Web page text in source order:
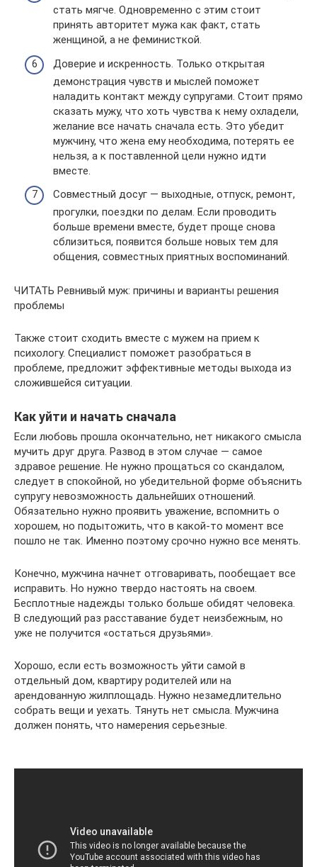
стать мягче. Одновременно с этим стоит
принять авторитет мужа как факт, стать
женщиной, а не феминисткой.
Доверие и искренность. Только открытая
демонстрация чувств и мыслей поможет
наладить контакт между супругами. Стоит прямо
сказать мужу, что хоть чувства к нему охладели,
желание все начать сначала есть. Это убедит
мужчину, что жена ему необходима, потерять ее
нельзя, а к поставленной цели нужно идти
вместе.
Совместный досуг — выходные, отпуск, ремонт,
прогулки, поездки по делам. Если проводить
больше времени вместе, будет проще снова
сблизиться, появится больше новых тем для
общения, совместных приятных воспоминаний.
ЧИТАТЬ Ревнивый муж: причины и варианты решения
проблемы
Также стоит сходить вместе с мужем на прием к
психологу. Специалист поможет разобраться в
проблеме, предложит эффективные методы выхода из
сложившейся ситуации.
Как уйти и начать сначала
Если любовь прошла окончательно, нет никакого смысла
мучить друг друга. Развод в этом случае — самое
здравое решение. Не нужно прощаться со скандалом,
следует в спокойной, но убедительной форме объяснить
супругу невозможность дальнейших отношений.
Обязательно нужно проявить уважение, вспомнить о
хорошем, но подытожить, что в какой-то момент все
пошло не так. Именно поэтому срочно нужно все менять.
Конечно, мужчина начнет отговаривать, пообещает все
исправить. Но нужно твердо настоять на своем.
Бесплотные надежды только больше обидят человека.
В следующий раз расставание будет неизбежным, но
уже не получится «остаться друзьями».
Хорошо, если есть возможность уйти самой в
отдельный дом, квартиру родителей или на
арендованную жилплощадь. Нужно незамедлительно
собрать вещи и уехать. Тянуть нет смысла. Мужчина
должен понять, что намерения серьезные.